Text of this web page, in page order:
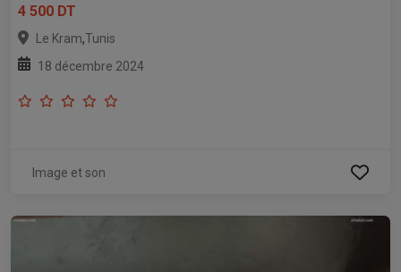
4 500 DT
Le Kram,Tunis
18 décembre 2024
Image et son